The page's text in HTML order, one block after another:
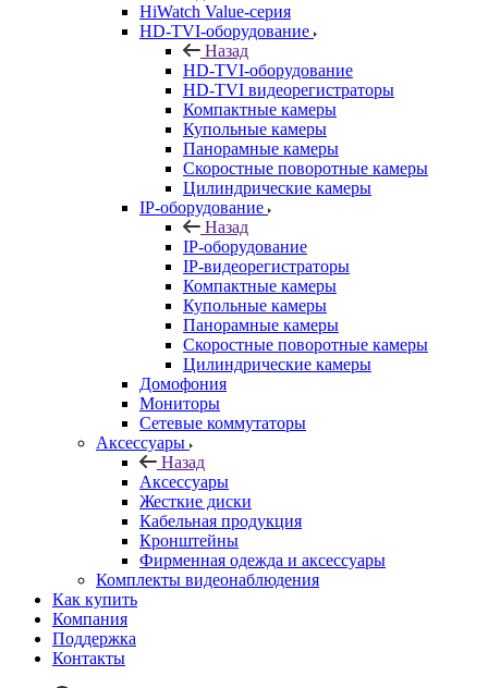
HiWatch Value-серия
HD-TVI-оборудование
Назад
HD-TVI-оборудование
HD-TVI видеорегистраторы
Компактные камеры
Купольные камеры
Панорамные камеры
Скоростные поворотные камеры
Цилиндрические камеры
IP-оборудование
Назад
IP-оборудование
IP-видеорегистраторы
Компактные камеры
Купольные камеры
Панорамные камеры
Скоростные поворотные камеры
Цилиндрические камеры
Домофония
Мониторы
Сетевые коммутаторы
Аксессуары
Назад
Аксессуары
Жесткие диски
Кабельная продукция
Кронштейны
Фирменная одежда и аксессуары
Комплекты видеонаблюдения
Как купить
Компания
Поддержка
Контакты